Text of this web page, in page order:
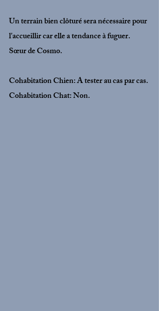
Un terrain bien clôturé sera nécessaire pour
l'accueillir car elle a tendance à fuguer.
Sœur de Cosmo.
Cohabitation Chien: A tester au cas par cas.
Cohabitation Chat: Non.